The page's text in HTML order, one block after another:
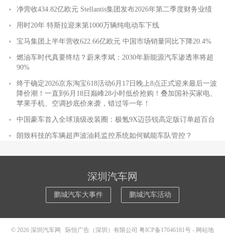
净营收434.82亿欧元 Stellantis集团发布2026年第二季度财务业绩
用时20年 特斯拉迎来第1000万辆纯电动车下线
宝马集团上半年营收622.66亿欧元 中国市场销量同比下降20.4%
燃油车时代真要终结？蔚来李斌：2030年新能源汽车渗透率将超
90%
终于确定2026京东淘宝618活动6月17日晚上8点正式迎来最后一波
降价潮！一直到6月18日巅峰28小时低价抢购！叠加国补买家电、
苹果手机、空调抄底价来袭，错过等一年！
中国豪车首入全球顶级改装圈：极氪9X迈莎锐高定版订单超百台
朗致科技的车辆超声波油耗监控系统如何赋能车队管控？
深圳汽车网
鹏城汽车大事件 鹏城汽车活动
© 2026 深圳汽车网 际恒广告（深圳）有限公司 粤ICP备17046181号 - 网站地